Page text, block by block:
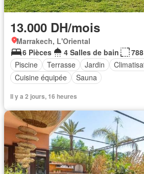
13.000 DH/mois
Marrakech, L'Oriental
6 Pièces
4 Salles de bain
Piscine
Terrasse Jardin
Cuisine équipée
Sauna
Il y a 2 jours, 16 heures